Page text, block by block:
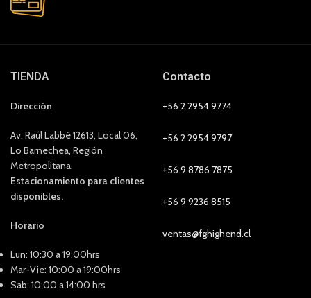
TIENDA
Dirección
Av. Raúl Labbé 12613, Local 06,
Lo Barnechea, Región
Metropolitana.
Estacionamiento para clientes
disponibles.
Horario
Lun: 10:30 a 19:00hrs
Mar-Vie: 10:00 a 19:00hrs
Sab: 10:00 a 14:00 hrs
Contacto
+56 2 2954 9774
+56 2 2954 9797
+56 9 8786 7875
+56 9 9236 8515
ventas@fghighend.cl